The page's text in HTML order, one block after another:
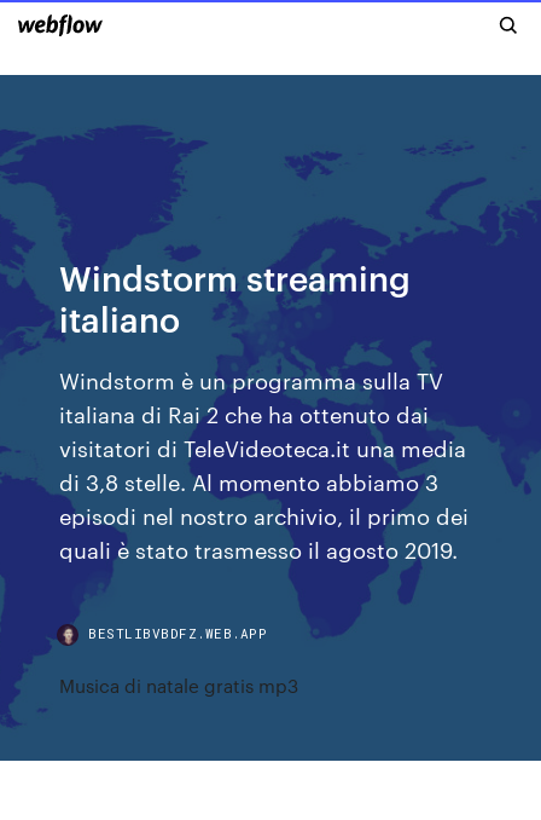
Windstorm streaming
italiano
Windstorm è un programma sulla TV
italiana di Rai 2 che ha ottenuto dai
visitatori di TeleVideoteca.it una media
di 3,8 stelle. Al momento abbiamo 3
episodi nel nostro archivio, il primo dei
quali è stato trasmesso il agosto 2019.
BESTLIBVBDFZ.WEB.APP
Musica di natale gratis mp3